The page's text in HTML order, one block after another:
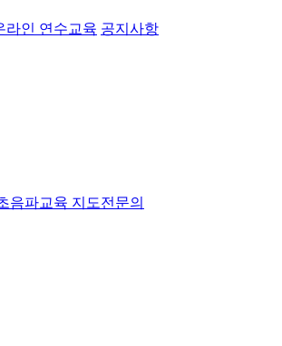
라인 연수교육 공지사항
음파교육 지도전문의